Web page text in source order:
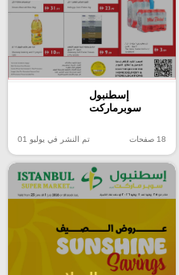
إسطنبول
سوبرماركت
18 صفحات تم النشر في يوليو 01